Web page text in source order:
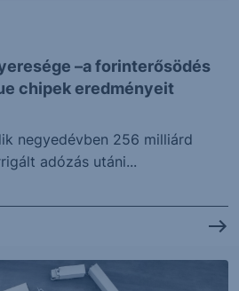
–a forinterősödés
chipek eredményeit
negyedévben 256 milliárd
adózás utáni...